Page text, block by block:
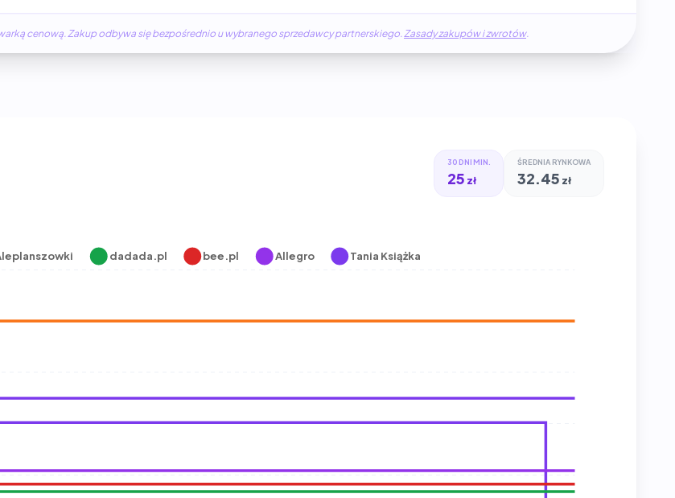
cenową. Zakup odbywa się bezpośrednio u wybranego sprzedawcy partnerskiego.Zasady zakupów i zwrotów.
30 DNI MIN.
25 zł
ŚREDNIA RYNKOWA
32.45 zł